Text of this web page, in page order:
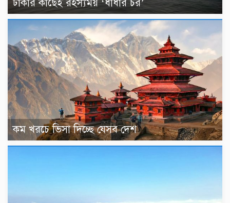
ঢাকার কাছেই রহস্যময় ‘ধাঁধার চর’
কম খরচে ভিসা দিচ্ছে যেসব দেশ